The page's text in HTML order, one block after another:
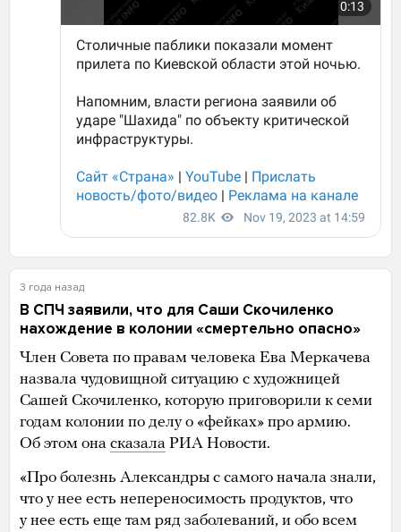
3 года назад
В СПЧ заявили, что для Саши Скочиленко
нахождение в колонии «смертельно опасно»
Член Совета по правам человека Ева Меркачева
назвала чудовищной ситуацию с художницей
Сашей Скочиленко, которую приговорили к семи
годам колонии по делу о «фейках» про армию.
Об этом она сказала РИА Новости.
«Про болезнь Александры с самого начала знали,
что у нее есть непереносимость продуктов, что
у нее есть еще там ряд заболеваний, и обо всем